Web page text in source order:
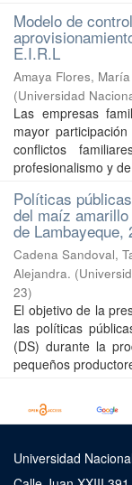
Modelo de
E.I.R.L
Amaya Flores,
(Universidad
Las empresas
mayor
conflictos
profesionalismo y
Políticas
del maíz
de Lambayeque,
Cadena Sandoval,
Alejandra. (
23)
El objetivo de la
las políticas
(DS) durante la
pequeños
Universidad